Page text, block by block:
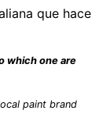
que hace
which one are
paint brand